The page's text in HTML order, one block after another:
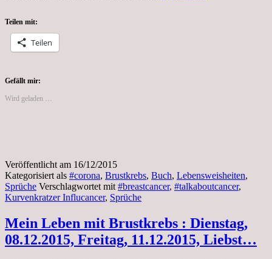
trotzdem
ein
Teilen mit:
Teilen
Gefällt mir:
Wird geladen …
Veröffentlicht am 16/12/2015
Kategorisiert als #corona, Brustkrebs, Buch, Lebensweisheiten,
Sprüche Verschlagwortet mit #breastcancer, #talkaboutcancer,
Kurvenkratzer Influcancer, Sprüche
Mein Leben mit Brustkrebs : Dienstag,
08.12.2015, Freitag, 11.12.2015, Liebst…